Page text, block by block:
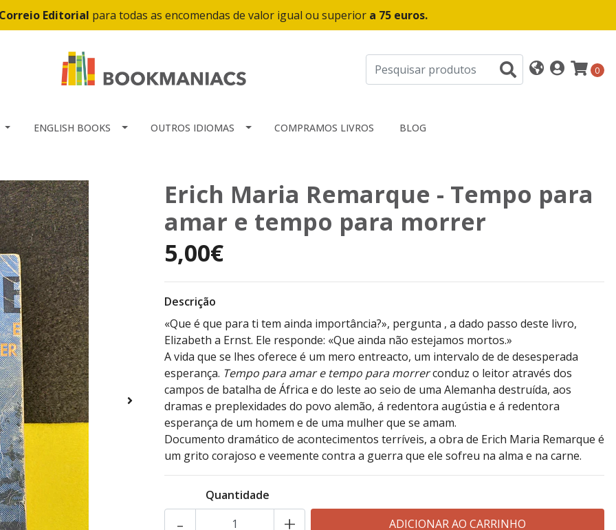
Editorial para todas as encomendas de valor igual ou superior a 75 euros.
0
ENGLISH BOOKS OUTROS IDIOMAS COMPRAMOS LIVROS BLOG
Erich Maria Remarque - Tempo para
amar e tempo para morrer
5,00€
Descrição
«Que é que para ti tem ainda importância?», pergunta , a dado passo deste livro,
Elizabeth a Ernst. Ele responde: «Que ainda não estejamos mortos.»
A vida que se lhes oferece é um mero entreacto, um intervalo de de desesperada
esperança. Tempo para amar e tempo para morrerconduz o leitor através dos
campos de batalha de África e do leste ao seio de uma Alemanha destruída, aos
dramas e preplexidades do povo alemão, á redentora augústia e á redentora
esperança de um homem e de uma mulher que se amam.
Documento dramático de acontecimentos terríveis, a obra de Erich Maria Remarque é
um grito corajoso e veemente contra a guerra que ele sofreu na alma e na carne.
Quantidade
+
-